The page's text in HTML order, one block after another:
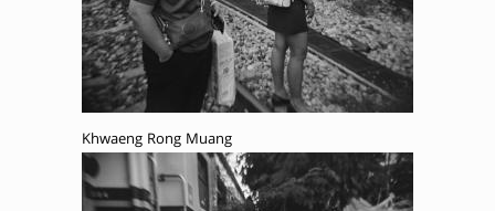
Khwaeng Rong Muang